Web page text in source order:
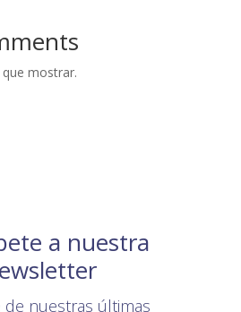
mostrar.
a nuestra
de nuestras últimas